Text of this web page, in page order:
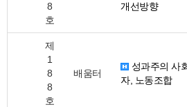
8
호
개선방향
제
1
8
8
호
배움터
성과주의 사
자, 노동조합